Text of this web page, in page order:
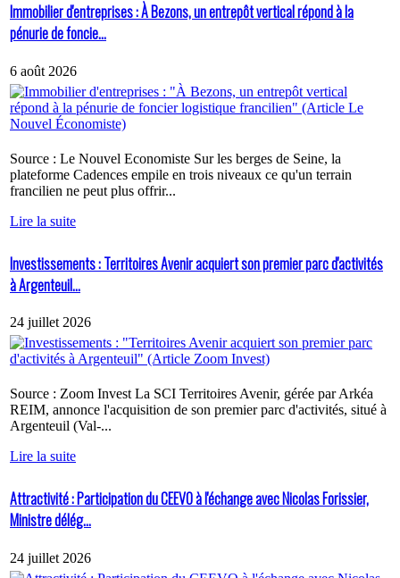
Immobilier d'entreprises : À Bezons, un entrepôt vertical répond à la
pénurie de foncie...
6 août 2026
Source : Le Nouvel Economiste Sur les berges de Seine, la
plateforme Cadences empile en trois niveaux ce qu'un terrain
francilien ne peut plus offrir...
Lire la suite
Investissements : Territoires Avenir acquiert son premier parc d'activités
à Argenteuil...
24 juillet 2026
Source : Zoom Invest La SCI Territoires Avenir, gérée par Arkéa
REIM, annonce l'acquisition de son premier parc d'activités, situé à
Argenteuil (Val-...
Lire la suite
Attractivité : Participation du CEEVO à l'échange avec Nicolas Forissier,
Ministre délég...
24 juillet 2026